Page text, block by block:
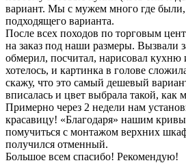
вариант. Мы с мужем много где
подходящего варианта.
После всех походов по торговым
на заказ под наши размеры. Вызвали
обмерил, посчитал, нарисовал кухню
хотелось, и картинка в голове
скажу, что это самый дешевый
вписалась и цвет выбрала такой, как
Примерно через 2 недели нам
красавицу! «Благодаря» нашим
помучиться с монтажом верхних
получился отменный.
Большое всем спасибо! Рекомендую!